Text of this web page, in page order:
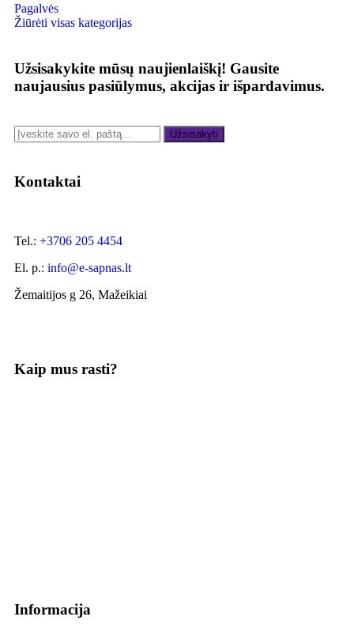
Pagalvės
Žiūrėti visas kategorijas
Užsisakykite mūsų naujienlaiškį! Gausite
naujausius pasiūlymus, akcijas ir išpardavimus.
Užsisakyti
Kontaktai
Tel.: +3706 205 4454
El. p.: info@e-sapnas.lt
Žemaitijos g 26, Mažeikiai
Kaip mus rasti?
Informacija